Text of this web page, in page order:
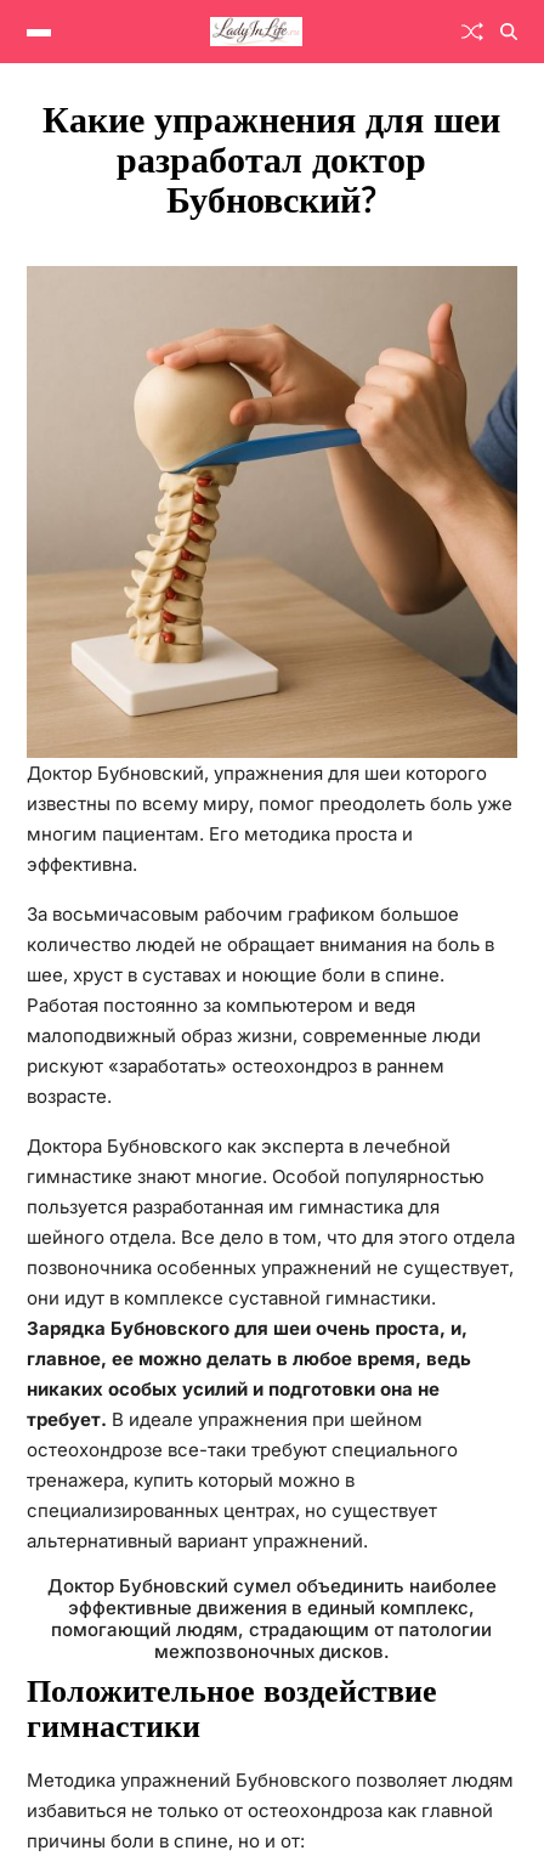
Какие упражнения для шеи
разработал доктор
Бубновский?
Доктор Бубновский, упражнения для шеи которого
известны по всему миру, помог преодолеть боль уже
многим пациентам. Его методика проста и
эффективна.
За восьмичасовым рабочим графиком большое
количество людей не обращает внимания на боль в
шее, хруст в суставах и ноющие боли в спине.
Работая постоянно за компьютером и ведя
малоподвижный образ жизни, современные люди
рискуют «заработать» остеохондроз в раннем
возрасте.
Доктора Бубновского как эксперта в лечебной
гимнастике знают многие. Особой популярностью
пользуется разработанная им гимнастика для
шейного отдела. Все дело в том, что для этого отдела
позвоночника особенных упражнений не существует,
они идут в комплексе суставной гимнастики.
Зарядка Бубновского для шеи очень проста, и,
главное, ее можно делать в любое время, ведь
никаких особых усилий и подготовки она не
требует. В идеале упражнения при шейном
остеохондрозе все-таки требуют специального
тренажера, купить который можно в
специализированных центрах, но существует
альтернативный вариант упражнений.
Доктор Бубновский сумел объединить наиболее
эффективные движения в единый комплекс,
помогающий людям, страдающим от патологии
межпозвоночных дисков.
Положительное воздействие
гимнастики
Методика упражнений Бубновского позволяет людям
избавиться не только от остеохондроза как главной
причины боли в спине, но и от: